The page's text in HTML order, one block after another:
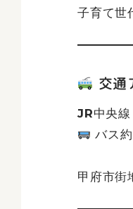
子育て世
交通
JR中央
バス
甲府市街